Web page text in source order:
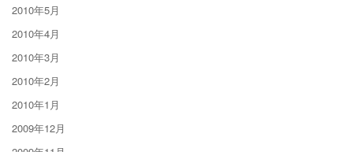
2010年5月
2010年4月
2010年3月
2010年2月
2010年1月
2009年12月